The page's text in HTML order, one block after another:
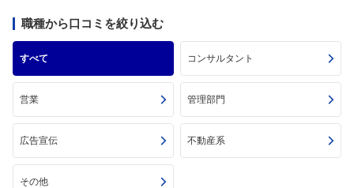
職種から口コミを絞り込む
すべて コンサルタント
営業 管理部門
広告宣伝 不動産系
その他